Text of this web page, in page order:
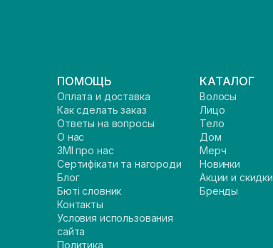
ПОМОЩЬ
Оплата и доставка
Как сделать заказ
Ответы на вопросы
О нас
ЗМІ про нас
Сертифікати та нагороди
Блог
Бюті словник
Контакты
Условия использования
сайта
Политика
КАТАЛОГ
Волосы
Лицо
Тело
Дом
Мерч
Новинки
Акции и скидки
Бренды